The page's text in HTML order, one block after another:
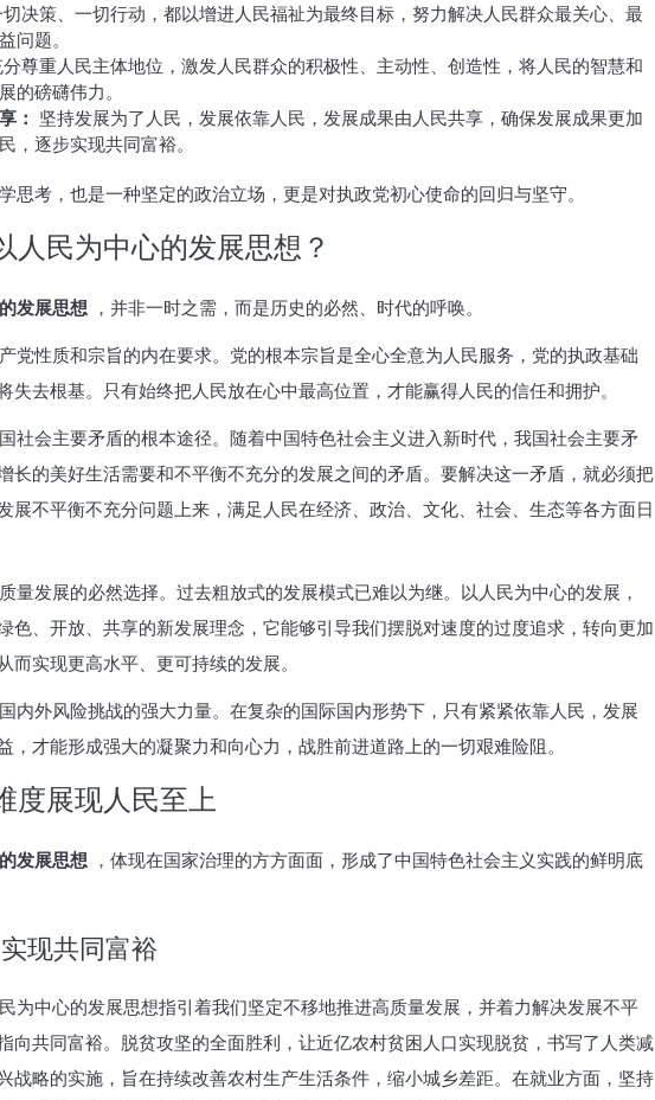
决策、一切行动，都以增进人民福祉为最终目标，努力解决人民群众最关心、最
问题。
分尊重人民主体地位，激发人民群众的积极性、主动性、创造性，将人民的智慧和
的磅礴伟力。
： 坚持发展为了人民，发展依靠人民，发展成果由人民共享，确保发展成果更加
，逐步实现共同富裕。
思考，也是一种坚定的政治立场，更是对执政党初心使命的回归与坚守。
人民为中心的发展思想？
发展思想 ，并非一时之需，而是历史的必然、时代的呼唤。
党性质和宗旨的内在要求。党的根本宗旨是全心全意为人民服务，党的执政基础
失去根基。只有始终把人民放在心中最高位置，才能赢得人民的信任和拥护。
社会主要矛盾的根本途径。随着中国特色社会主义进入新时代，我国社会主要矛
长的美好生活需要和不平衡不充分的发展之间的矛盾。要解决这一矛盾，就必须把
展不平衡不充分问题上来，满足人民在经济、政治、文化、社会、生态等各方面日
量发展的必然选择。过去粗放式的发展模式已难以为继。以人民为中心的发展，
色、开放、共享的新发展理念，它能够引导我们摆脱对速度的过度追求，转向更加
而实现更高水平、更可持续的发展。
内外风险挑战的强大力量。在复杂的国际国内形势下，只有紧紧依靠人民，发展
，才能形成强大的凝聚力和向心力，战胜前进道路上的一切艰难险阻。
度展现人民至上
发展思想 ，体现在国家治理的方方面面，形成了中国特色社会主义实践的鲜明底
现共同富裕
为中心的发展思想指引着我们坚定不移地推进高质量发展，并着力解决发展不平
向共同富裕。脱贫攻坚的全面胜利，让近亿农村贫困人口实现脱贫，书写了人类减
战略的实施，旨在持续改善农村生产生活条件，缩小城乡差距。在就业方面，坚持